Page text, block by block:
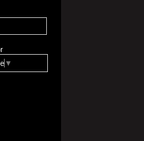
▼